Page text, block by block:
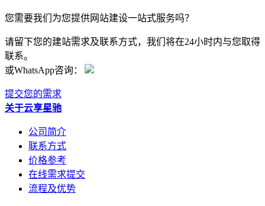
您需要我们为您提供网站建设一站式服务吗？
请留下您的建站需求及联系方式，我们将在24小时内与您取得
联系。
或WhatsApp咨询：
提交您的需求
关于云享星驰
公司简介
联系方式
价格参考
在线需求提交
流程及优势